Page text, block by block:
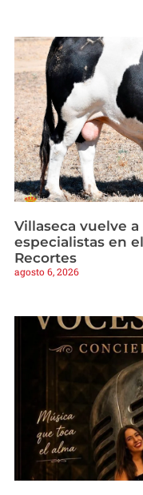
Villaseca vuelve
especialistas en
Recortes
agosto 6, 2026